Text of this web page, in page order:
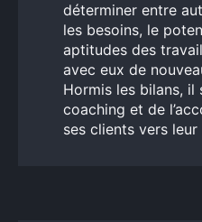
déterminer entre
les besoins, le
aptitudes des
avec eux de
Hormis les bilans, il
coaching et de
ses clients vers